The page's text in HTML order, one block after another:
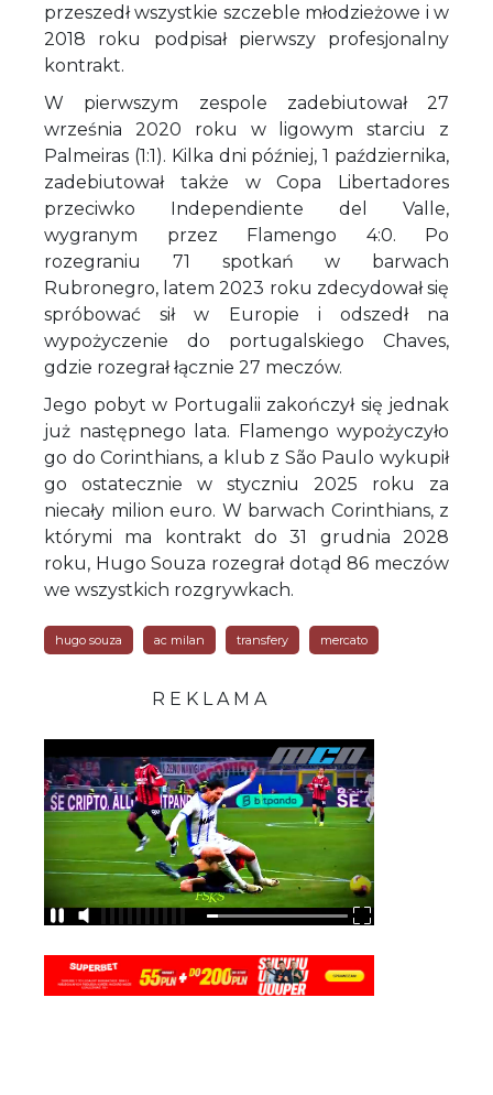
przeszedł wszystkie szczeble młodzieżowe i w
2018 roku podpisał pierwszy profesjonalny
kontrakt.
W pierwszym zespole zadebiutował 27
września 2020 roku w ligowym starciu z
Palmeiras (1:1). Kilka dni później, 1 października,
zadebiutował także w Copa Libertadores
przeciwko Independiente del Valle,
wygranym przez Flamengo 4:0. Po
rozegraniu 71 spotkań w barwach
Rubronegro, latem 2023 roku zdecydował się
spróbować sił w Europie i odszedł na
wypożyczenie do portugalskiego Chaves,
gdzie rozegrał łącznie 27 meczów.
Jego pobyt w Portugalii zakończył się jednak
już następnego lata. Flamengo wypożyczyło
go do Corinthians, a klub z São Paulo wykupił
go ostatecznie w styczniu 2025 roku za
niecały milion euro. W barwach Corinthians, z
którymi ma kontrakt do 31 grudnia 2028
roku, Hugo Souza rozegrał dotąd 86 meczów
we wszystkich rozgrywkach.
hugo souza ac milan transfery mercato
R E K L A M A